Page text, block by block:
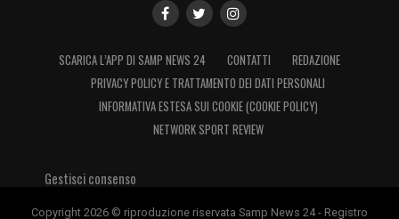
SCARICA L’APP DI SAMP NEWS 24 CONTATTI
REDAZIONE
PRIVACY POLICY E TRATTAMENTO DEI DATI PERSONALI
INFORMATIVA ESTESA SUI COOKIE (COOKIE POLICY)
NETWORK SPORT REVIEW
Gestisci consenso
Copyright 2026 © riproduzione riservata Samp News 24 - Registro